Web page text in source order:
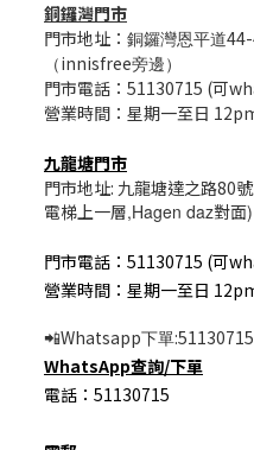
銅鑼灣門市
門市地址： 銅鑼灣恩平道
（ innisfree旁邊）
門市電話：51130715 (可
營業時間：星期一至日
九龍塘門市
門市地址: 九龍塘達之路80
電梯上一層,Hagen daz對面)
門市電話：51130715 (可
營業時間：星期一至日
📲Whatsapp下單:51130715
WhatsApp查詢/下單
電話：51130715